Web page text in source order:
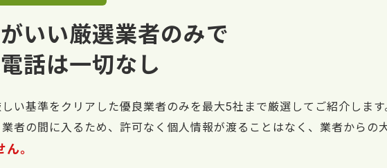
いい厳選業者のみで
話は一切なし
い基準をクリアした優良業者のみを最大5社まで厳選してご紹介しま
者の間に入るため、許可なく個人情報が渡ることはなく、業者からの
。